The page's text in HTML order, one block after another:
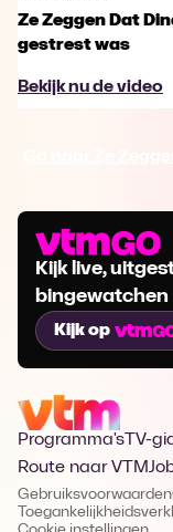
Ze Zeggen Dat
gestrest was
Bekijk nu de video
Kijk live,
bingewatchen
Kijk op
Programma's TV-
Route naar VTM
Gebruiksvoorwaarden